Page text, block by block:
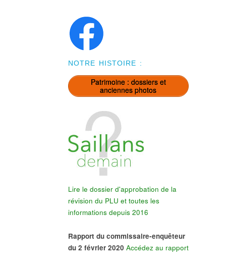
NOTRE HISTOIRE :
Patrimoine : dossiers et
anciennes photos
Lire le dossier d'approbation de la
révision du PLU et toutes les
informations depuis 2016
Rapport du commissaire-enquêteur
du 2 février 2020 Accédez au rapport